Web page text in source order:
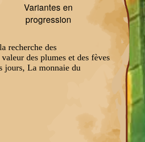
Variantes en
progression
recherche des
des plumes et des fèves
jours, La monnaie du